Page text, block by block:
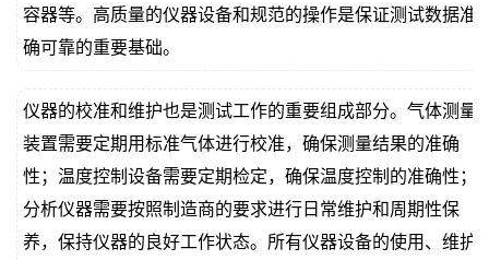
容器等。高质量的仪器设备和规范的操作是保证测试数据准
确可靠的重要基础。
仪器的校准和维护也是测试工作的重要组成部分。气体测量
装置需要定期用标准气体进行校准，确保测量结果的准确
性；温度控制设备需要定期检定，确保温度控制的准确性；
分析仪器需要按照制造商的要求进行日常维护和周期性保
养，保持仪器的良好工作状态。所有仪器设备的使用、维护